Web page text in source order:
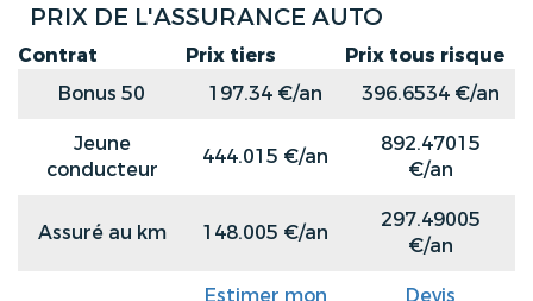
PRIX DE L'ASSURANCE AUTO
Contrat Prix tiers
Prix tous risque
Bonus 50
197.34 €/an
396.6534 €/an
Jeune
conducteur
444.015 €/an
892.47015
€/an
Assuré au km 148.005 €/an
297.49005
€/an
Estimer mon
Devis